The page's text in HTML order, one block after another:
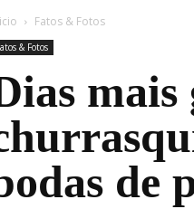
Fatos & Fotos
& Fotos
mais
de